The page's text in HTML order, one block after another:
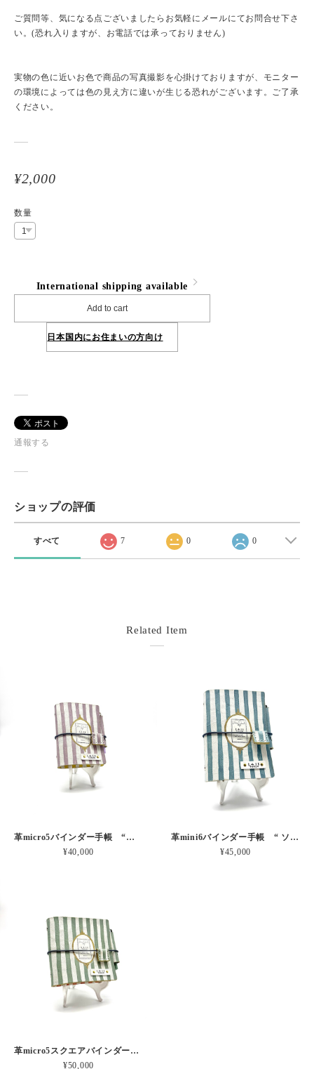
ご質問等、気になる点ございましたらお気軽にメールにてお問合せ下さ
い。(恐れ入りますが、お電話では承っておりません)
実物の色に近いお色で商品の写真撮影を心掛けておりますが、モニター
の環境によっては色の見え方に違いが生じる恐れがございます。ご了承
ください。
¥2,000
数量
International shipping available
Add to cart
日本国内にお住まいの方向け
通報する
ショップの評価
すべて 7 0 0
Related Item
革micro5バインダー手帳 “ブルーベリー・レモンシェイク 昼下がりのお茶会” 本革
¥40,000
革mini6バインダー手帳 “ ソーダ・セサミシェイク 昼下がりのお茶会” 本革
¥45,000
革micro5スクエアバインダー手帳 “ メロン・イチゴシェイク 昼下がりのお茶会” 本革
¥50,000